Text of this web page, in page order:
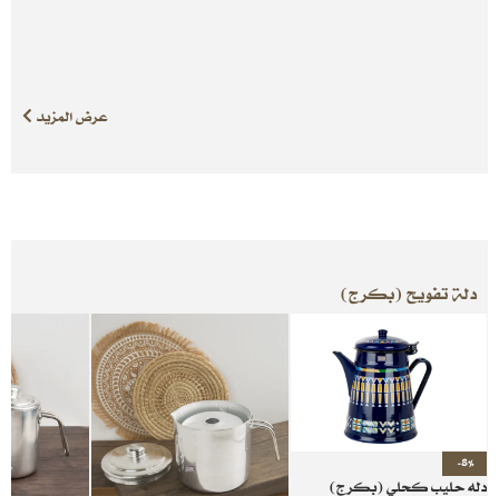
عرض المزيد
دلة تفويح (بكرج)
-8%
دله حليب كحلي (بكرج)